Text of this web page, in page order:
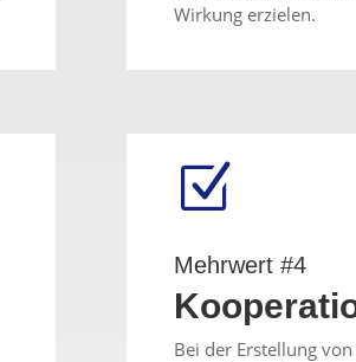
Wirkung erzielen.
Z
Mehrwert #4
Bei der Erstellung